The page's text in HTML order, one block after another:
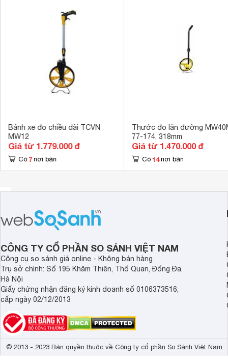
Bánh xe đo chiều dài TCVN
MW12
Giá từ 1.779.000 đ
Có 7 nơi bán
Thước đo lăn đường
77-174, 318mm
Giá từ 1.470.000 đ
Có 14 nơi bán
CÔNG TY CỔ PHẦN SO SÁNH VIỆT NAM
Công cụ so sánh giá online - Không bán hàng
Trụ sở chính: Số 195 Khâm Thiên, Thổ Quan, Đống Đa,
Hà Nội
Giấy chứng nhận đăng ký kinh doanh số 0106373516,
cấp ngày 02/12/2013
© 2013 - 2023 Bản quyền thuộc về Công ty cổ phần So Sánh Việt Nam